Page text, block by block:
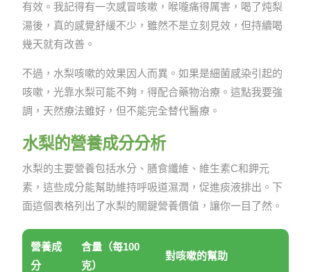
有效。我記得有一次感冒咳嗽，喉嚨痛得厲害，喝了炖梨
湯後，真的感覺舒緩不少，雖然不是立刻見效，但持續喝
幾天就有改善。
不過，水梨咳嗽的效果因人而異。如果是細菌感染引起的
咳嗽，光靠水梨可能不夠，得配合藥物治療。這點我要強
調，天然療法雖好，但不能完全替代醫療。
水梨的營養成分分析
水梨的主要營養包括水分、膳食纖維、維生素C和鉀元
素，這些成分能幫助維持呼吸道濕潤，促進痰液排出。下
面這個表格列出了水梨的關鍵營養價值，讓你一目了然。
營養成
分
含量（每100
克）
對咳嗽的幫助